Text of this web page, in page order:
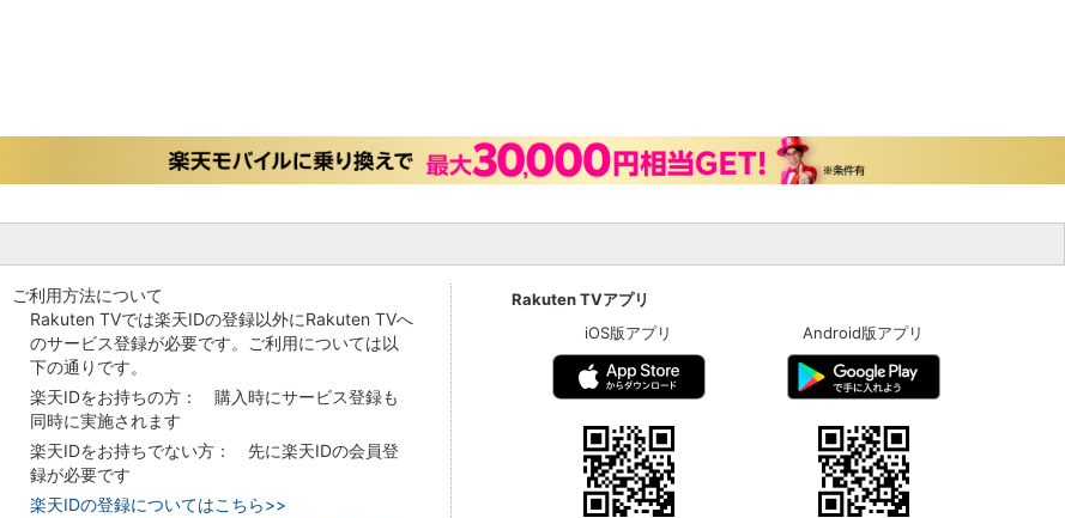
ご利用方法について
Rakuten TVでは楽天IDの登録以外にRakuten TVへ
のサービス登録が必要です。ご利用については以
下の通りです。
楽天IDをお持ちの方： 購入時にサービス登録も
同時に実施されます
楽天IDをお持ちでない方： 先に楽天IDの会員登
録が必要です
楽天IDの登録についてはこちら>>
Rakuten TVアプリ
iOS版アプリ
Android版アプリ